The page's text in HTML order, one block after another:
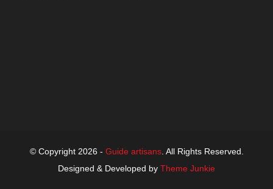
© Copyright 2026 - Guide artisans. All Rights Reserved.
Designed & Developed by Theme Junkie